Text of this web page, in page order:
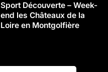
Sport Découverte – Week-
end les Châteaux de la
Loire en Montgolfière